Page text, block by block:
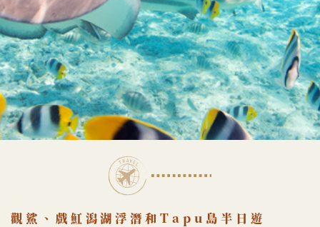
觀鯊、戲魟潟湖浮潛和Tapu島半日遊